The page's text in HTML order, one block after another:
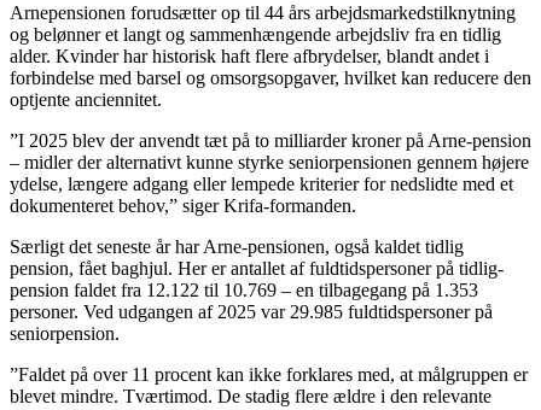
Arnepensionen forudsætter op til 44 års arbejdsmarkedstilknytning
og belønner et langt og sammenhængende arbejdsliv fra en tidlig
alder. Kvinder har historisk haft flere afbrydelser, blandt andet i
forbindelse med barsel og omsorgsopgaver, hvilket kan reducere den
optjente anciennitet.
”I 2025 blev der anvendt tæt på to milliarder kroner på Arne-pension
– midler der alternativt kunne styrke seniorpensionen gennem højere
ydelse, længere adgang eller lempede kriterier for nedslidte med et
dokumenteret behov,” siger Krifa-formanden.
Særligt det seneste år har Arne-pensionen, også kaldet tidlig
pension, fået baghjul. Her er antallet af fuldtidspersoner på tidlig-
pension faldet fra 12.122 til 10.769 – en tilbagegang på 1.353
personer. Ved udgangen af 2025 var 29.985 fuldtidspersoner på
seniorpension.
”Faldet på over 11 procent kan ikke forklares med, at målgruppen er
blevet mindre. Tværtimod. De stadig flere ældre i den relevante